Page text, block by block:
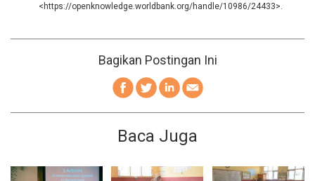
< https://openknowledge.worldbank.org/handle/10986/24433>
Bagikan Postingan Ini
Baca Juga